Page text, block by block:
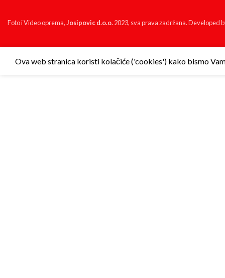
Foto i Video oprema,Josipovic d.o.o.2023, sva prava zadržana. Developed
Ova web stranica koristi kolačiće ('cookies') kako bismo